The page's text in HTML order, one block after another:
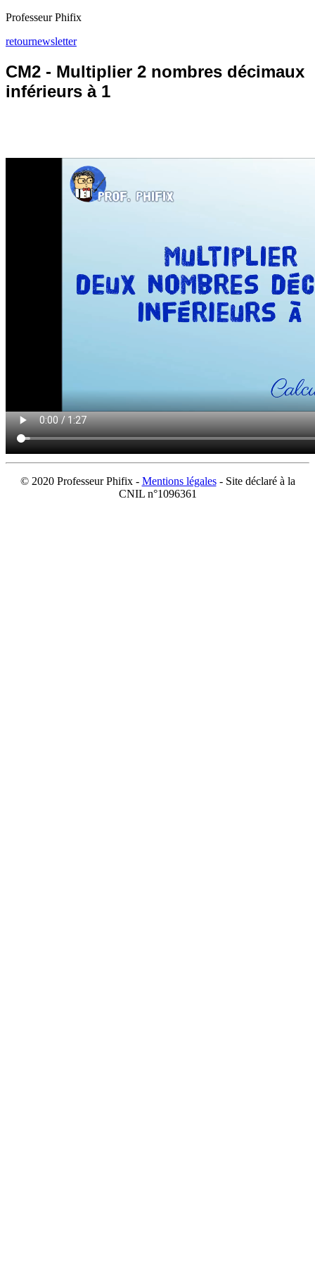
Professeur Phifix
retournewsletter
CM2 - Multiplier 2 nombres décimaux
inférieurs à 1
© 2020 Professeur Phifix - Mentions légales- Site déclaré à la
CNIL n°1096361